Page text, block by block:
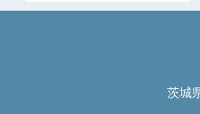
茨城